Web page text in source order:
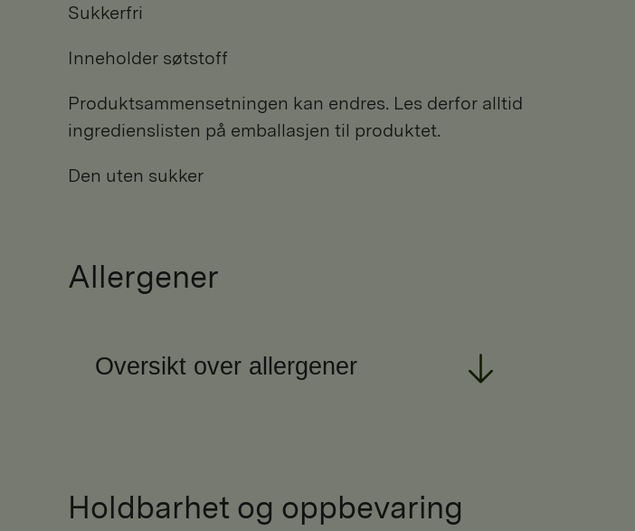
Sukkerfri
Inneholder søtstoff
Produktsammensetningen kan endres. Les derfor alltid
ingredienslisten på emballasjen til produktet.
Den uten sukker
Allergener
Oversikt over allergener
Holdbarhet og oppbevaring